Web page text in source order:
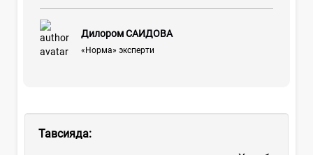
Дилором САИДОВА
«Норма» эксперти
Тавсияда: